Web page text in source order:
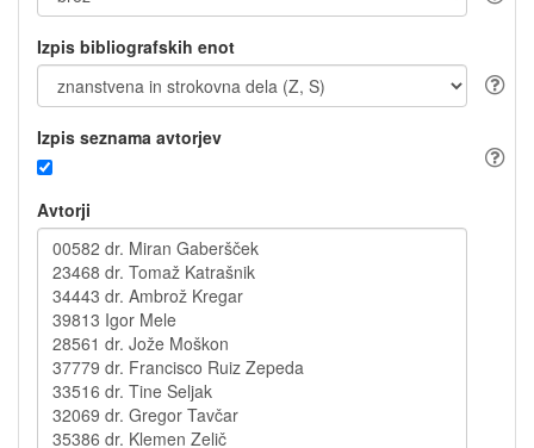
Izpis bibliografskih enot
Izpis seznama avtorjev
Avtorji